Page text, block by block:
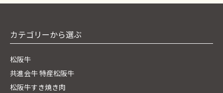
カテゴリーから選ぶ
松阪牛
共進会牛 特産松阪牛
松阪牛すき焼き肉